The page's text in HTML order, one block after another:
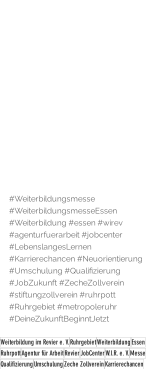
#Weiterbildungsmesse
#WeiterbildungsmesseEssen
#Weiterbildung #essen #wirev
#agenturfuerarbeit #jobcenter
#LebenslangesLernen
#Karrierechancen #Neuorientierung
#Umschulung #Qualifizierung
#JobZukunft #ZecheZollverein
#stiftungzollverein #ruhrpott
#Ruhrgebiet #metropoleruhr
#DeineZukunftBeginntJetzt
Weiterbildung im Revier e. V.RuhrgebietWeiterbildungEssen
RuhrpottAgentur für ArbeitRevierJobCenterW.I.R. e. V.Messe
QualifizierungUmschulungZeche ZollvereinKarrierechancen